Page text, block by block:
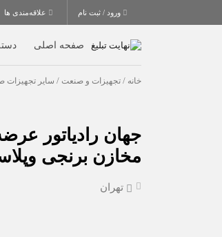
ورود / ثبت نام علاقه‌مندی ها
صفحه اصلی
خانه / تجهیزات و صنعت / سایر تجهیزات
جهان رادیاتور
مخازن برنجی
تهران